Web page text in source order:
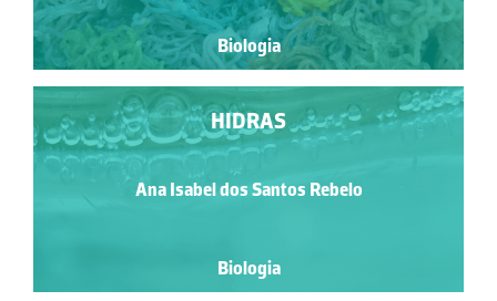
Biologia
HIDRAS
Ana Isabel dos Santos Rebelo
Biologia